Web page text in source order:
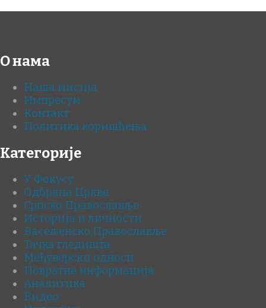
О нама
Наша мисија
Импресум
Контакт
Политика коришћења
Категорије
У Фокусу
Одбрана Цркве
Српско Православље
Историја и личности
Васељенско Православље
Тачка гледишта
Међуверски односи
Повратне информације
Аналитика
Видео